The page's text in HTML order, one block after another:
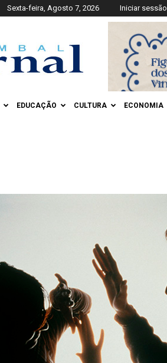
Sexta-feira, Agosto 7, 2026 Iniciar sessão
EDUCAÇÃO CULTURA ECONOMIA